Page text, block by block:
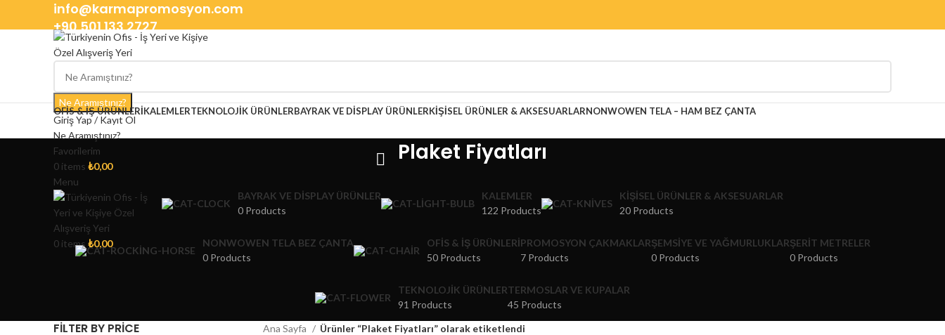
info@karmapromosyon.com
+90 501 133 2727
Ne Aramıştınız?
Giriş Yap / Kayıt Ol
Ne Aramıştınız?
Favorilerim
0 items ₺0,00
Menu
0 items ₺0,00
OFIS & İŞ ÜRÜNLERIKALEMLERTEKNOLOJIK ÜRÜNLERBAYRAK VE DISPLAY ÜRÜNLERKIŞISEL ÜRÜNLER & AKSESUARLARNONWOWEN TELA – HAM BEZ ÇANTA
Plaket Fiyatları
BAYRAK VE DISPLAY ÜRÜNLER
0 Products
KALEMLER
122 Products
KIŞISEL ÜRÜNLER & AKSESUARLAR
20 Products
NONWOWEN TELA BEZ ÇANTA
0 Products
OFIS & İŞ ÜRÜNLERI
50 Products
PROMOSYON ÇAKMAKLAR
7 Products
ŞEMSIYE VE YAĞMURLUKLAR
0 Products
ŞERIT METRELER
0 Products
TEKNOLOJIK ÜRÜNLER
91 Products
TERMOSLAR VE KUPALAR
45 Products
FILTER BY PRICE Ana Sayfa
Ürünler “Plaket Fiyatları” olarak etiketlendi